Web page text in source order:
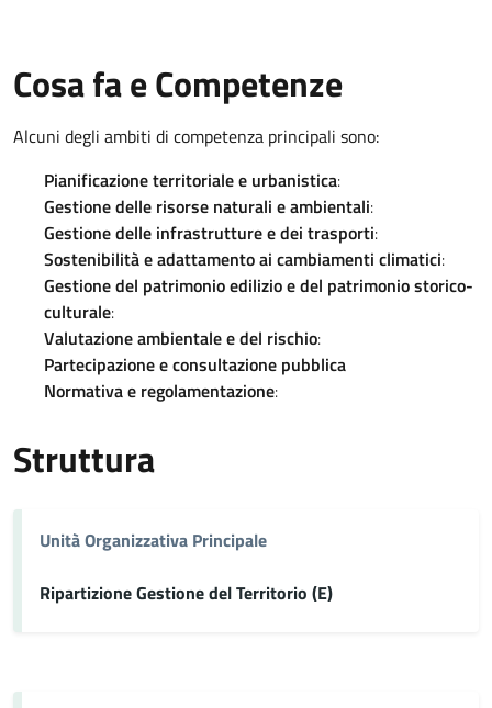
Cosa fa e Competenze
Alcuni degli ambiti di competenza principali sono:
Pianificazione territoriale e urbanistica:
Gestione delle risorse naturali e ambientali:
Gestione delle infrastrutture e dei trasporti:
Sostenibilità e adattamento ai cambiamenti climatici:
Gestione del patrimonio edilizio e del patrimonio storico-
culturale:
Valutazione ambientale e del rischio:
Partecipazione e consultazione pubblica
Normativa e regolamentazione:
Struttura
Unità Organizzativa Principale
Ripartizione Gestione del Territorio (E)